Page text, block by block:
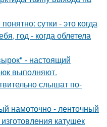
сутки - это когда
год - когда облетела
- настоящий
выполняют.
слышат по-
намоточно - ленточный
катушек